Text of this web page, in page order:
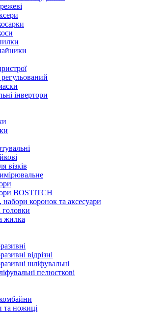
регульований
інвертори
візків
BOSTITCH
коронок та аксесуари
головки
жилка
відрізні
шліфувальні
пелюсткові
та ножиці